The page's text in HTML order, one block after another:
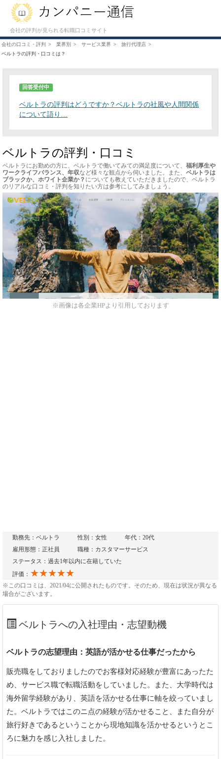
会社の評判が見られる転職口コミサイト
会社の口コミ・評判 業界別 サービス業界
旅行代理店
ベルトラの評判・口コミは？
回答受付中
ベルトラの評判はどうですか？ベルトラの社風や人間関係
について語り…
ベルトラの評判・口コミ
ベルトラにお勤めの方に、ベルトラで働いてみての満足度について、 福利厚生や
ワークライフバランス、年収など様々な観点から伺いました。また、 ベルトラは
ブラックか、ホワイト企業か？ についても教えていただきましたので、ベルトラ
のリアルな口コミ・評判を知りたい方は参考にしてみましょう。
※画像は各企業HPより引用しております
勤務先：ベルトラ 性別：女性
年代：20代
雇用形態：正社員
職種：カスタマーサービス
ステータス：過去1年以内に在籍していた
評価： ★★★★★
※この口コミは、2021/04に公開されたものです。そのため、現在は状況が異なる
場合がございます。
ベルトラへの入社理由・志望動機
ベルトラの志望理由：英語が活かせる仕事だったから
販売職をしておりましたのでお客様対応経験が豊富にあったた
め、サービス職で転職活動をしていました。また、大学時代は
海外留学経験があり、英語を活かせる仕事に軸を絞っていまし
た。ベルトラではこのニ点の経験が活かせること、また自分が
旅行好きであるということから現地知識を活かせるというとこ
ろに魅力を感じ入社しました。